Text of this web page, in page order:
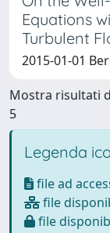
Equations
Turbulent
2015-01-01
Mostra risultati
5
Legenda
file ad
file
file